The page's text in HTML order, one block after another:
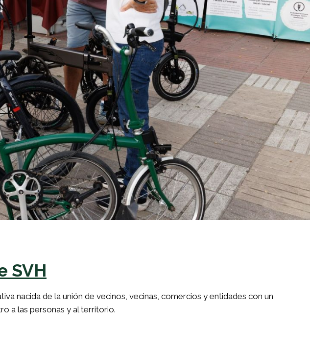
SVH
nacida de la unión de vecinos, vecinas, comercios y entidades con un
a las personas y al territorio.